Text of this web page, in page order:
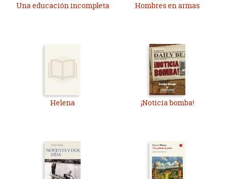
Una educación incompleta Hombres en armas
Helena ¡Noticia bomba!